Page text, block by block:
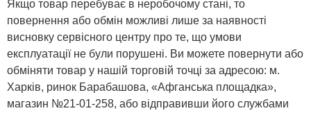
Якщо товар перебуває в неробочому стані, то
повернення або обмін можливі лише за наявності
висновку сервісного центру про те, що умови
експлуатації не були порушені. Ви можете повернути або
обміняти товар у нашій торговій точці за адресою: м.
Харків, ринок Барабашова, «Афганська площадка»,
магазин №21-01-258, або відправивши його службами